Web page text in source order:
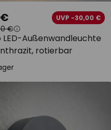
Außenwandleuchte
rotierbar
UVP -30,00 €
€